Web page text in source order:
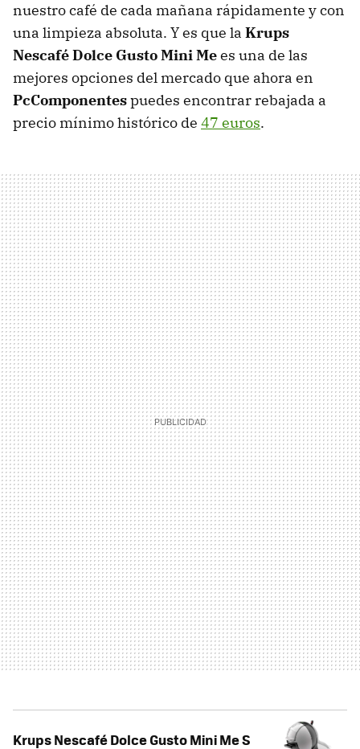
nuestro café de cada mañana rápidamente y con
una limpieza absoluta. Y es que la Krups
Nescafé Dolce Gusto Mini Mees una de las
mejores opciones del mercado que ahora en
PcComponentespuedes encontrar rebajada a
precio mínimo histórico de 47 euros.
Krups Nescafé Dolce Gusto Mini Me S